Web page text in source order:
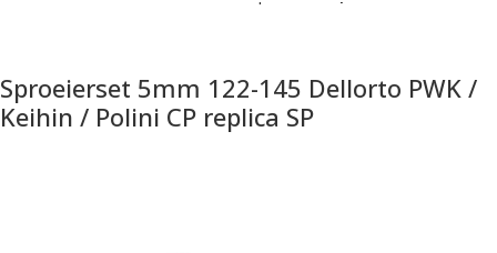
Sproeierset 5mm 122-145 Dellorto PWK /
Keihin / Polini CP replica SP